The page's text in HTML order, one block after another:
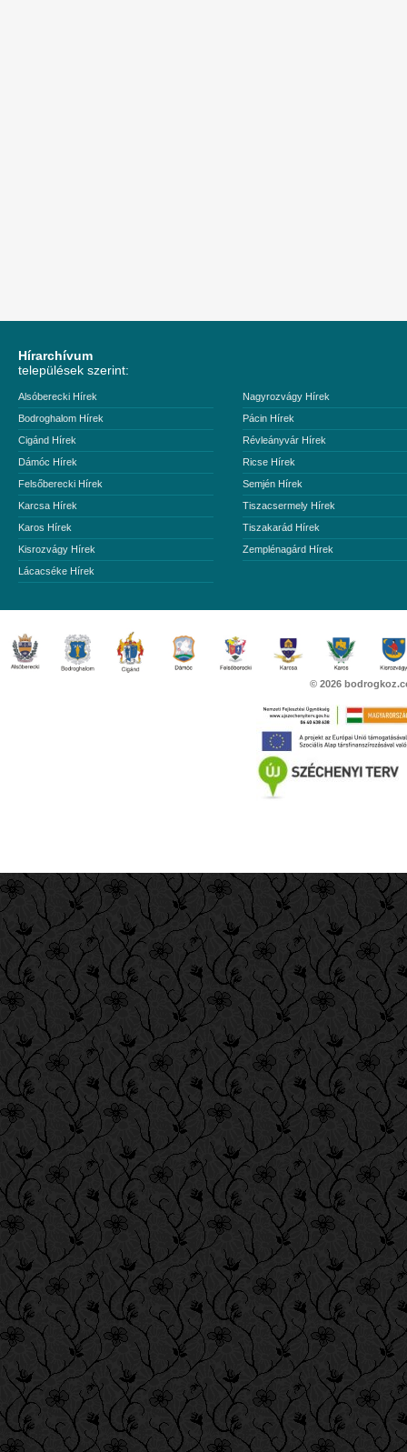
Hírarchívum
települések szerint:
Alsóberecki Hírek
Bodroghalom Hírek
Cigánd Hírek
Dámóc Hírek
Felsőberecki Hírek
Karcsa Hírek
Karos Hírek
Kisrozvágy Hírek
Lácacséke Hírek
Nagyrozvágy Hírek
Pácin Hírek
Révleányvár Hírek
Ricse Hírek
Semjén Hírek
Tiszacsermely Hírek
Tiszakarád Hírek
Zemplénagárd Hírek
© 2026